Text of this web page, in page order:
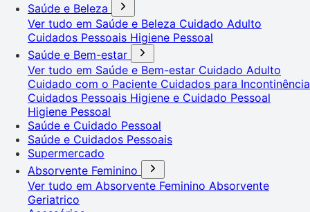
Saúde e Beleza
Ver tudo em Saúde e Beleza Cuidado Adulto
Cuidados Pessoais Higiene Pessoal
Saúde e Bem-estar
Ver tudo em Saúde e Bem-estar Cuidado Adulto
Cuidado com o Paciente Cuidados para Incontinência
Cuidados Pessoais Higiene e Cuidado Pessoal
Higiene Pessoal
Saúde e Cuidado Pessoal
Saúde e Cuidados Pessoais
Supermercado
Absorvente Feminino
Ver tudo em Absorvente Feminino Absorvente
Geriatrico